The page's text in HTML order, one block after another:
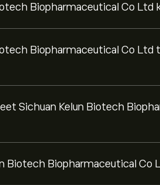
Biopharmaceutical Co Ltd
Biopharmaceutical Co Ltd
Sichuan Kelun Biotech
Biotech Biopharmaceutical Co